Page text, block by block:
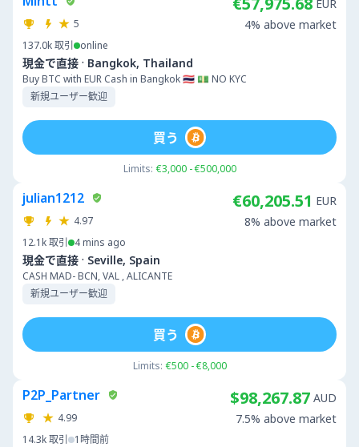
5
137.0k取引 online
現金で直接 · Bangkok, Thailand
Buy BTC with EUR Cash in Bangkok 🇹🇭 💵 NO KYC
新規ユーザー歓迎
EUR
4% above market
Limits: €3,000 - €500,000
買う
julian1212
4.97
12.1k取引 4 mins ago
現金で直接 · Seville, Spain
CASH MAD- BCN, VAL , ALICANTE
新規ユーザー歓迎
€60,205.51 EUR
8% above market
Limits: €500 - €8,000
買う
P2P_Partner
4.99
14.3k取引 1時間前
$98,267.87 AUD
7.5% above market